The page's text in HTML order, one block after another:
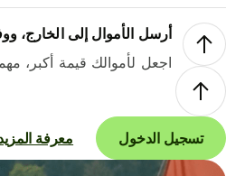
أرسل الأموال إلى الخارج،
اجعل لأموالك قيمة أكبر،
تسجيل الدخول معرفة المزيد